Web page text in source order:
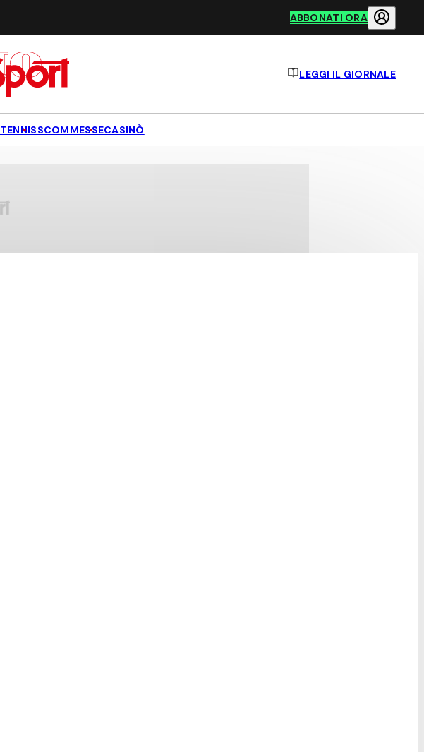
ABBONATI ORA
LEGGI IL GIORNALE
TENNISSCOMMESSECASINÒ